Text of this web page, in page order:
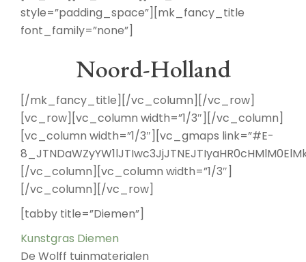
style=”padding_space”][mk_fancy_title
font_family=”none”]
Noord-Holland
[/mk_fancy_title][/vc_column][/vc_row]
[vc_row][vc_column width=”1/3″][/vc_column]
[vc_column width=”1/3″][vc_gmaps link=”#E-
[/vc_column][vc_column width=”1/3″]
[/vc_column][/vc_row]
[tabby title=”Diemen”]
Kunstgras Diemen
De Wolff tuinmaterialen